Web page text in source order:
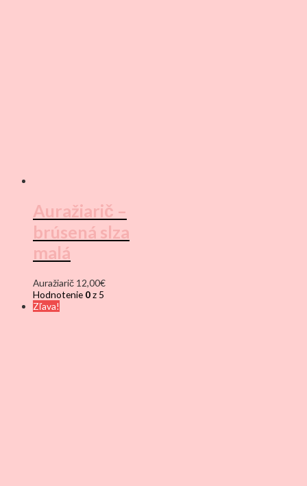
Auražiarič –
brúsená slza
malá
Auražiarič 12,00€
Hodnotenie 0z 5
Zľava!